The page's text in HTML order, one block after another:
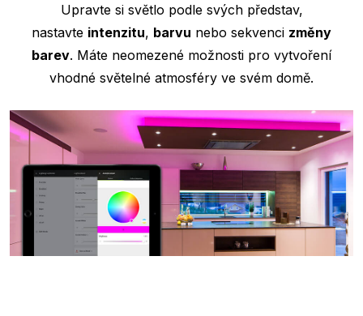
Upravte si světlo podle svých představ,
nastavte intenzitu, barvu nebo sekvenci změny
barev. Máte neomezené možnosti pro vytvoření
vhodné světelné atmosféry ve svém domě.